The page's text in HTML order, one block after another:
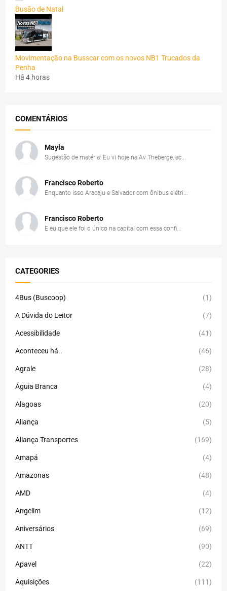
Busão de Natal
Movimentação na Busscar com os novos NB1 Trucados da
Penha
Há 4 horas
COMENTÁRIOS
Mayla
Sugestão de matéria: Eu vi hoje na Av Theberge, ac...
Francisco Roberto
Enquanto isso Aracaju e Salvador com ônibus elétri...
Francisco Roberto
E eu que ele foi o único na capital com essa confi...
CATEGORIES
4Bus (Buscoop) (1)
A Dúvida do Leitor (7)
Acessibilidade (41)
Aconteceu há.. (46)
Agrale (28)
Águia Branca (4)
Alagoas (20)
Aliança (5)
Aliança Transportes (169)
Amapá (4)
Amazonas (48)
AMD (4)
Angelim (12)
Aniversários (69)
ANTT (90)
Apavel (22)
Aquisições (111)